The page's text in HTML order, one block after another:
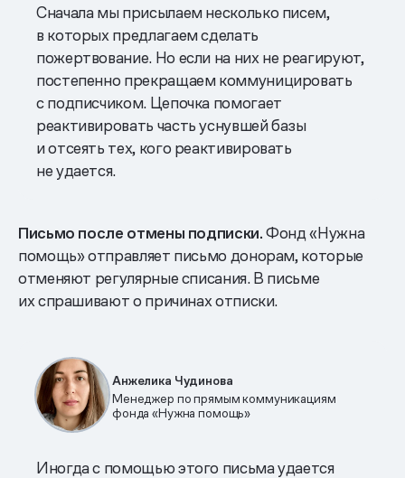
Сначала мы присылаем несколько писем,
в которых предлагаем сделать
пожертвование. Но если на них не реагируют,
постепенно прекращаем коммуницировать
с подписчиком. Цепочка помогает
реактивировать часть уснувшей базы
и отсеять тех, кого реактивировать
не удается.
Письмо после отмены подписки.Фонд «Нужна
помощь» отправляет письмо донорам, которые
отменяют регулярные списания. В письме
их спрашивают о причинах отписки.
Анжелика Чудинова
Менеджер по прямым коммуникациям
фонда «Нужна помощь»
Иногда с помощью этого письма удается